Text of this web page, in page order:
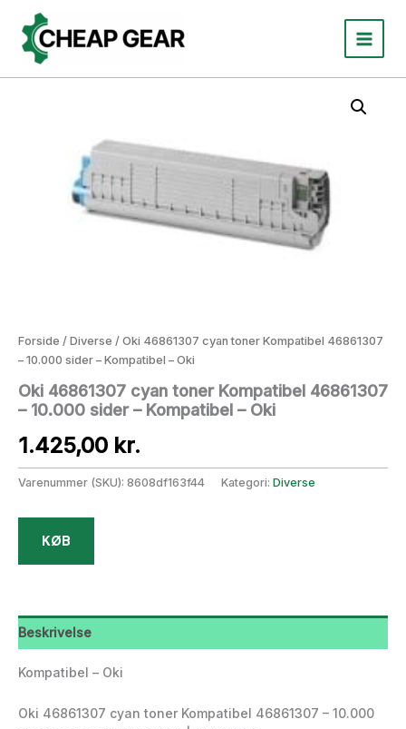
indholdet
Forside / Diverse / Oki 46861307 cyan toner Kompatibel 46861307
– 10.000 sider – Kompatibel – Oki
Oki 46861307 cyan toner Kompatibel 46861307
– 10.000 sider – Kompatibel – Oki
1.425,00 kr.
Varenummer (SKU): 8608df163f44 Kategori: Diverse
KØB
Beskrivelse
Kompatibel – Oki
Oki 46861307 cyan toner Kompatibel 46861307 – 10.000